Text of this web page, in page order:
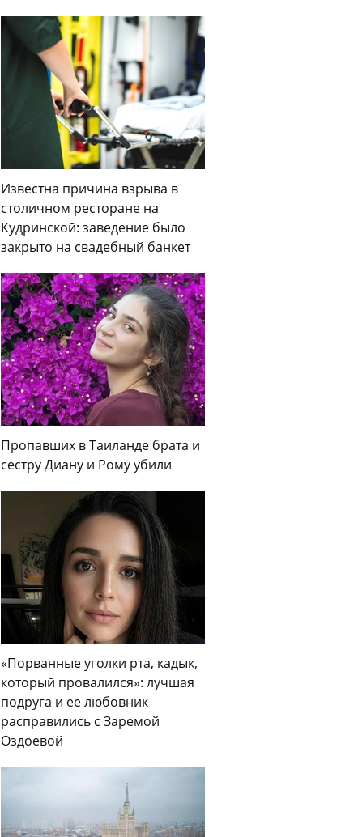
Известна причина взрыва в
столичном ресторане на
Кудринской: заведение было
закрыто на свадебный банкет
Пропавших в Таиланде брата и
сестру Диану и Рому убили
«Порванные уголки рта, кадык,
который провалился»: лучшая
подруга и ее любовник
расправились с Заремой
Оздоевой